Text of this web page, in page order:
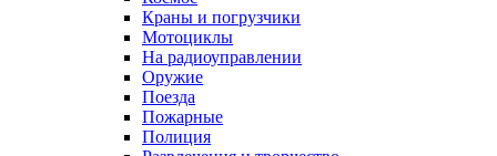
Краны и погрузчики
Мотоциклы
На радиоуправлении
Оружие
Поезда
Пожарные
Полиция